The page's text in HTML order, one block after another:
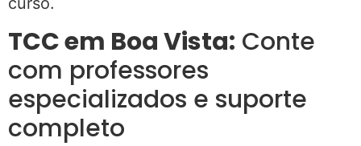
TCC em Boa Vista: Conte
com professores
especializados e suporte
completo